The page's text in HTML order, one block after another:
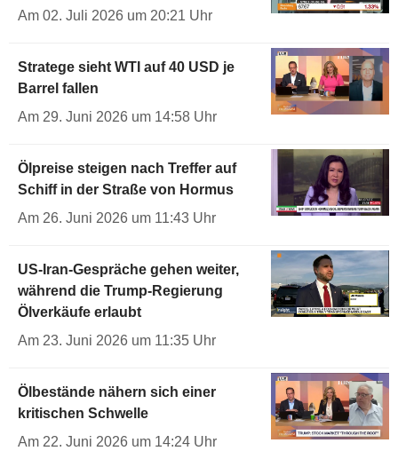
Am 02. Juli 2026 um 20:21 Uhr
Stratege sieht WTI auf 40 USD je
Barrel fallen
Am 29. Juni 2026 um 14:58 Uhr
Ölpreise steigen nach Treffer auf
Schiff in der Straße von Hormus
Am 26. Juni 2026 um 11:43 Uhr
US-Iran-Gespräche gehen weiter,
während die Trump-Regierung
Ölverkäufe erlaubt
Am 23. Juni 2026 um 11:35 Uhr
Ölbestände nähern sich einer
kritischen Schwelle
Am 22. Juni 2026 um 14:24 Uhr